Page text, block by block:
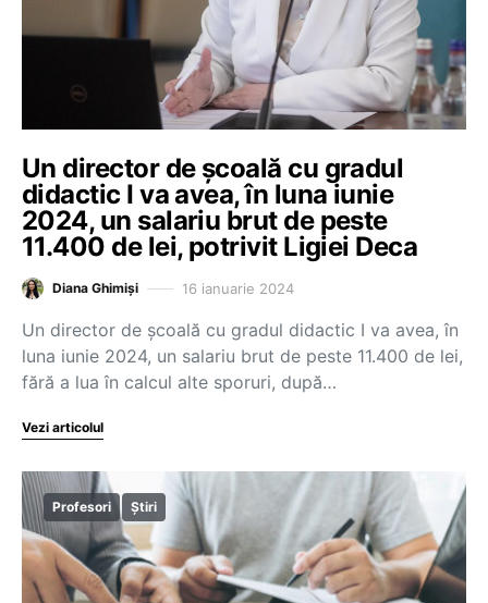
Un director de școală cu gradul
didactic I va avea, în luna iunie
2024, un salariu brut de peste
11.400 de lei, potrivit Ligiei Deca
Diana Ghimiși 16 ianuarie 2024
Un director de școală cu gradul didactic I va avea, în
luna iunie 2024, un salariu brut de peste 11.400 de lei,
fără a lua în calcul alte sporuri, după…
Vezi articolul
Profesori Știri